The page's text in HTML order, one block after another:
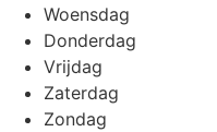
Woensdag
Donderdag
Vrijdag
Zaterdag
Zondag